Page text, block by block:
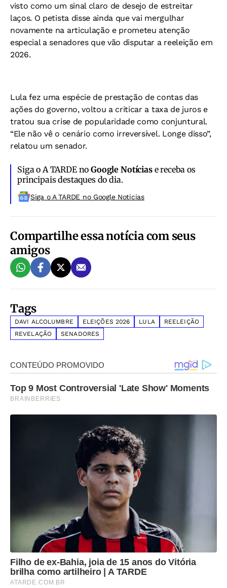
visto como um sinal claro de desejo de estreitar
laços. O petista disse ainda que vai mergulhar
novamente na articulação e prometeu atenção
especial a senadores que vão disputar a reeleição em
2026.
Lula fez uma espécie de prestação de contas das
ações do governo, voltou a criticar a taxa de juros e
tratou sua crise de popularidade como conjuntural.
“Ele não vê o cenário como irreversível. Longe disso”,
relatou um senador.
Siga o A TARDE noGoogle Notíciase receba os
principais destaques do dia.
Siga o A TARDE no Google Noticias
Compartilhe essa notícia com seus
amigos
Tags
DAVI ALCOLUMBRE ELEIÇÕES 2026 LULA
REELEIÇÃO
REVELAÇÃO
SENADORES